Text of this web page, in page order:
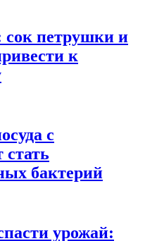
петрушки и
к
с
бактерий
урожай: